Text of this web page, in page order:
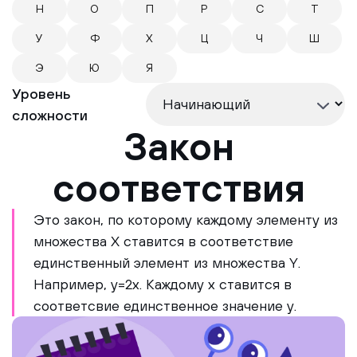
Н О П Р С Т
У Ф Х Ц Ч Ш
Э Ю Я
Уровень
сложности
Закон
соответствия
Это закон, по которому каждому элементу из
множества Х ставится в соответствие
единственный элемент из множества Y.
Например, y=2x. Каждому x ставится в
соответсвие единственное значение y.